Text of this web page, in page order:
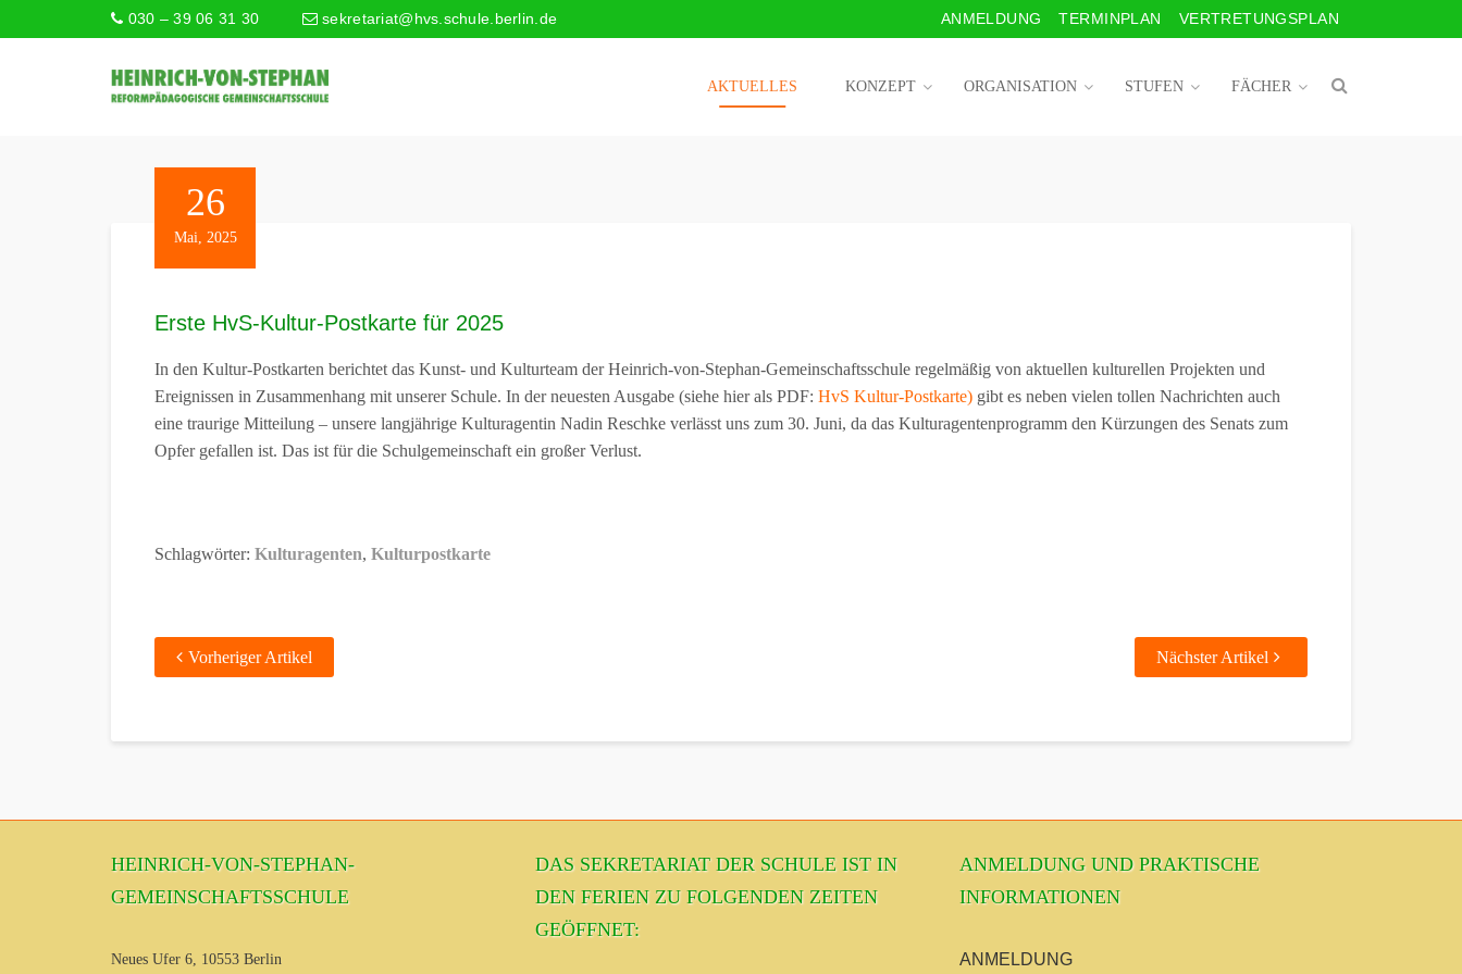
030 – 39 06 31 30 sekretariat@hvs.schule.berlin.de ANMELDUNG TERMINPLAN VERTRETUNGSPLAN
AKTUELLES KONZEPT ORGANISATION STUFEN FÄCHER
26
Mai, 2025
Erste HvS-Kultur-Postkarte für 2025
In den Kultur-Postkarten berichtet das Kunst- und Kulturteam der Heinrich-von-Stephan-Gemeinschaftsschule regelmäßig von aktuellen kulturellen Projekten und
Ereignissen in Zusammenhang mit unserer Schule. In der neuesten Ausgabe (siehe hier als PDF: HvS Kultur-Postkarte) gibt es neben vielen tollen Nachrichten auch
eine traurige Mitteilung – unsere langjährige Kulturagentin Nadin Reschke verlässt uns zum 30. Juni, da das Kulturagentenprogramm den Kürzungen des Senats zum
Opfer gefallen ist. Das ist für die Schulgemeinschaft ein großer Verlust.
Schlagwörter: Kulturagenten, Kulturpostkarte
Vorheriger Artikel Nächster Artikel
HEINRICH-VON-STEPHAN-
GEMEINSCHAFTSSCHULE
Neues Ufer 6, 10553 Berlin
DAS SEKRETARIAT DER SCHULE IST IN
DEN FERIEN ZU FOLGENDEN ZEITEN
GEÖFFNET:
ANMELDUNG UND PRAKTISCHE
INFORMATIONEN
ANMELDUNG